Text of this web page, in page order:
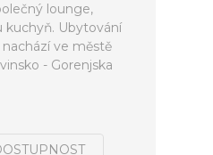
lounge,
kuchyň. Ubytování
ve městě
- Gorenjska